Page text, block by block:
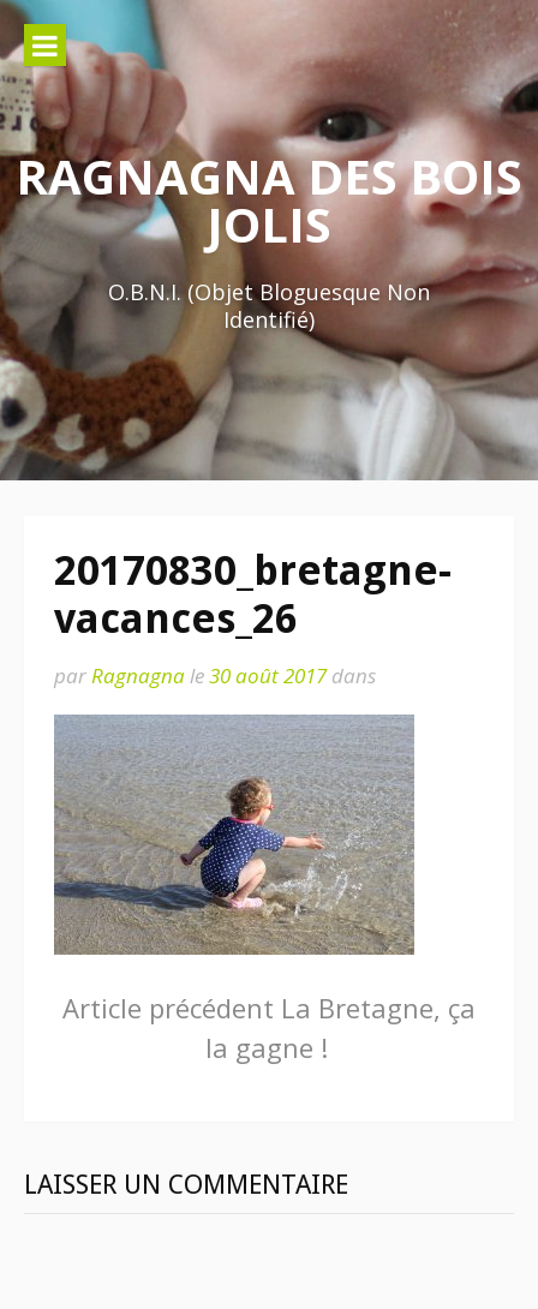
Aller
contenu
RAGNAGNA DES BOIS
JOLIS
O.B.N.I. (Objet Bloguesque Non
Identifié)
20170830_bretagne-
vacances_26
parRagnagnale30 août 2017dans
Lire
Article précédent La Bretagne, ça
la gagne !
LAISSER UN COMMENTAIRE